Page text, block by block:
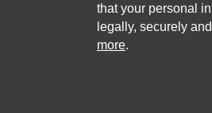
that your personal
legally, securely
more.